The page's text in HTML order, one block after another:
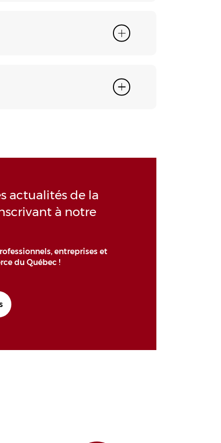
actualités de la
à notre
entreprises et
du Québec !